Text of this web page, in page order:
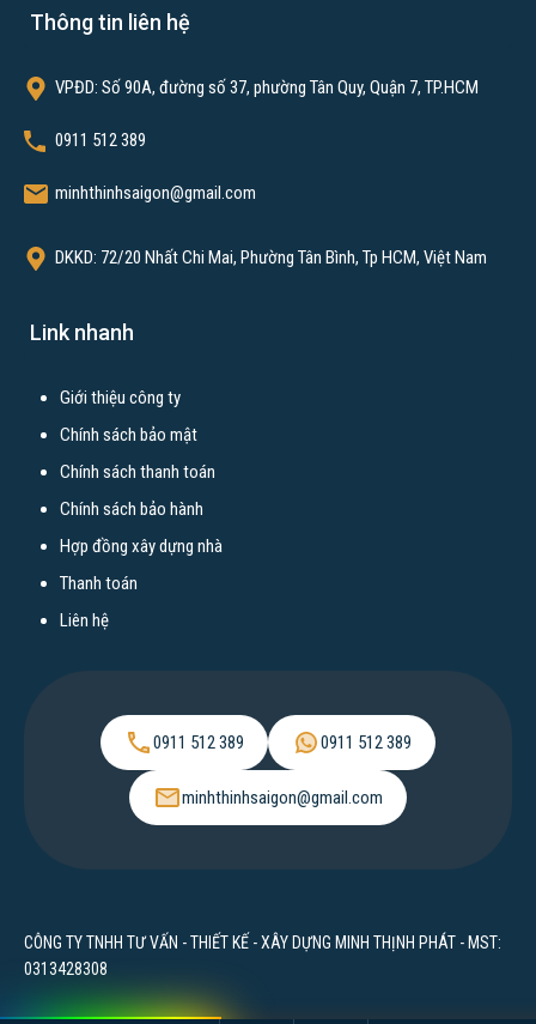
Xây dựng nhà tiền chế
Thi công hoàn thiện
Thiết kế thi công nội thất văn phòng
Bài viết xem nhiều
Xây dựng nhà trọn gói TPHCM
Xây nhà tại Cần Thơ
Xây nhà tại Tây Ninh
Xây nhà tại Kiên Giang
Xây nhà tại Bình Dương
Xây nhà tại Vũng Tàu
Xây nhà tại Bình Thuận
Xây nhà tại Long An
Chi phí xây nhà cấp 4
Chi phí xây dựng nhà phố
Thông tin liên hệ
VPĐD: Số 90A, đường số 37, phường Tân Quy, Quận 7, TP.HCM
0911 512 389
minhthinhsaigon@gmail.com
DKKD: 72/20 Nhất Chi Mai, Phường Tân Bình, Tp HCM, Việt Nam
Link nhanh
Giới thiệu công ty
Chính sách bảo mật
Chính sách thanh toán
Chính sách bảo hành
Hợp đồng xây dựng nhà
Thanh toán
Liên hệ
0911 512 389 0911 512 389
minhthinhsaigon@gmail.com
CÔNG TY TNHH TƯ VẤN - THIẾT KẾ - XÂY DỰNG MINH THỊNH PHÁT - MST:
0313428308